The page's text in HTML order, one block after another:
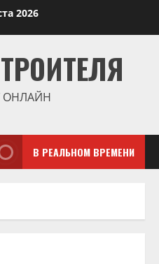
2026
ОНЛАЙН
В РЕАЛЬНОМ ВРЕМЕНИ